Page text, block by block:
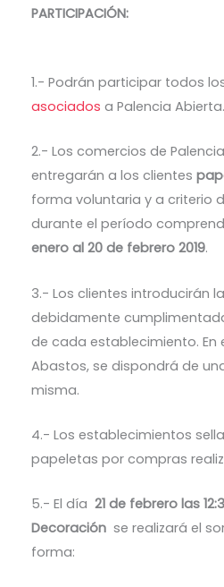
1.- Podrán participar todos
asociados a Palencia Abierta.
2.- Los comercios de
entregarán a los clientes
forma voluntaria y a criterio
durante el período
enero al 20 de febrero 2019.
3.- Los clientes introducirán
debidamente
de cada establecimiento. En
Abastos, se dispondrá de
misma.
4.- Los establecimientos
papeletas por compras
5.- El día 21 de febrero las
Decoración se realizará el
forma: